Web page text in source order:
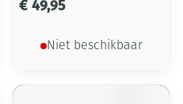
€ 49,95
Niet beschikbaar